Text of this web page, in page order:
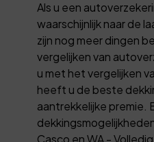
Als u een
waarschijnlijk naar de
zijn nog meer dingen
vergelijken van
u met het vergelijken
heeft u de beste
aantrekkelijke premie.
Casco en WA -